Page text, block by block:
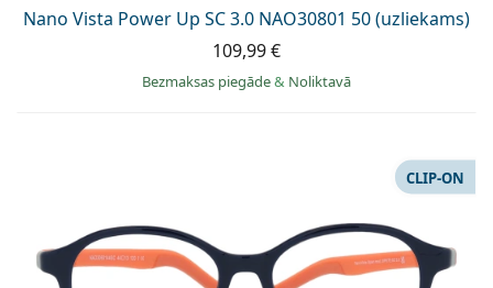
Nano Vista Power Up SC 3.0 NAO30801 50 (uzliekams)
109,99 €
Bezmaksas piegāde& Noliktavā
CLIP-ON